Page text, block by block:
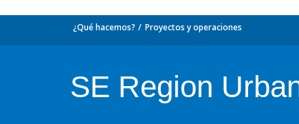
¿Qué hacemos? Proyectos y operaciones
SE Region